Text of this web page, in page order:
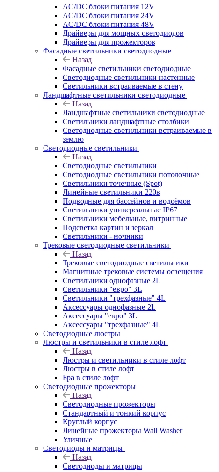
AC/DC блоки питания 12V
AC/DC блоки питания 24V
AC/DC блоки питания 48V
Драйверы для мощных светодиодов
Драйверы для прожекторов
Фасадные светильники светодиодные
Назад
Фасадные светильники светодиодные
Светодиодные светильники настенные
Светильники встраиваемые в стену
Ландшафтные светильники светодиодные
Назад
Ландшафтные светильники светодиодные
Светильники ландшафтные столбики
Светодиодные светильники встраиваемые в
землю
Светодиодные светильники
Назад
Светодиодные светильники
Светодиодные светильники потолочные
Светильники точечные (Spot)
Линейные светильники 220в
Подводные для бассейнов и водоёмов
Светильники универсальные IP67
Светильники мебельные, витринные
Подсветка картин и зеркал
Светильники - ночники
Трековые светодиодные светильники
Назад
Трековые светодиодные светильники
Магнитные трековые системы освещения
Светильники однофазные 2L
Светильники "евро" 3L
Светильники "трехфазные" 4L
Аксессуары однофазные 2L
Аксессуары "евро" 3L
Аксессуары "трехфазные" 4L
Светодиодные люстры
Люстры и светильники в стиле лофт
Назад
Люстры и светильники в стиле лофт
Люстры в стиле лофт
Бра в стиле лофт
Светодиодные прожекторы
Назад
Светодиодные прожекторы
Стандартный и тонкий корпус
Круглый корпус
Линейные прожекторы Wall Washer
Уличные
Светодиоды и матрицы
Назад
Светодиоды и матрицы